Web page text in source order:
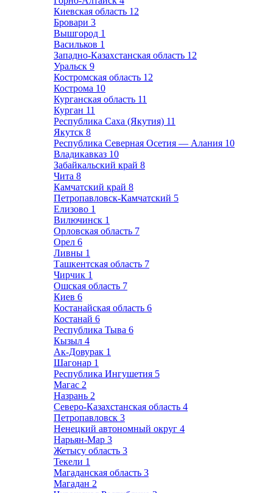
Киевская область 12
Бровари 3
Вышгород 1
Васильков 1
Западно-Казахстанская область 12
Уральск 9
Костромская область 12
Кострома 10
Курганская область 11
Курган 11
Республика Саха (Якутия) 11
Якутск 8
Республика Северная Осетия — Алания 10
Владикавказ 10
Забайкальский край 8
Чита 8
Камчатский край 8
Петропавловск-Камчатский 5
Елизово 1
Вилючинск 1
Орловская область 7
Орел 6
Ливны 1
Ташкентская область 7
Чирчик 1
Ошская область 7
Киев 6
Костанайская область 6
Костанай 6
Республика Тыва 6
Кызыл 4
Ак-Довурак 1
Шагонар 1
Республика Ингушетия 5
Магас 2
Назрань 2
Северо-Казахстанская область 4
Петропавловск 3
Ненецкий автономный округ 4
Нарьян-Мар 3
Жетысу область 3
Текели 1
Магаданская область 3
Магадан 2